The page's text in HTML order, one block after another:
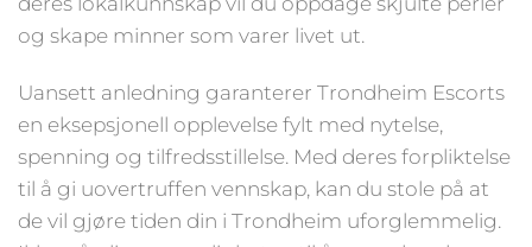
og skape minner som varer livet ut.
Uansett anledning garanterer Trondheim Escorts
en eksepsjonell opplevelse fylt med nytelse,
spenning og tilfredsstillelse. Med deres forpliktelse
til å gi uovertruffen vennskap, kan du stole på at
de vil gjøre tiden din i Trondheim uforglemmelig.